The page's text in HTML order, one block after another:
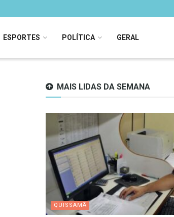
ESPORTES POLÍTICA GERAL
MAIS LIDAS DA SEMANA
QUISSAMÃ